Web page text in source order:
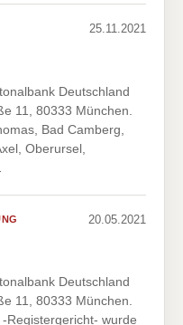
25.11.2021
Deutschland
11, 80333 München.
Bad Camberg,
Oberursel,
20.05.2021
Deutschland
11, 80333 München.
Registergericht- wurde